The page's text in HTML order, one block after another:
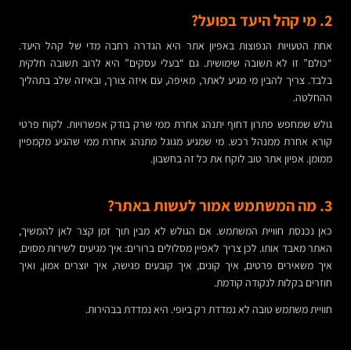
2. מי קהל היעד בפועל?
אחת הטעויות הנפוצות באפיון אתר היא הגדרה רחבה מדי של קהל היעד.
“כולם” זו לא תשובה שימושית. גם “בעלי עסקים” היא לרוב תשובה חלקית
בלבד. צריך להבין מי מגיע לאתר, מאיפה, עם איזה צורך, ובאיזה שלב בתהליך
ההחלטה.
גולש שמחפש פתרון דחוף יתנהג אחרת ממי שרק בודק אפשרויות. לקוח פרטי
קורא אחרת ממנהל רכש. מי שמגיע מגוגל מתנהג אחרת ממי שהגיע מקמפיין
ממומן. אפיון אתר טוב לוקח את כל זה בחשבון.
3. מה המשתמש אמור לעשות באתר?
כאן נכנסת חוויית המשתמש. אם הגולש לא מבין תוך זמן קצר לאן להמשיך,
האתר מאבד אותו. לכן צריך לאפיין מסלולים ברורים: איך מגיעים לשירות מסוים,
איך משאירים פרטים, איך קונים, איך קובעים פגישה, איך יוצרים אמון, ואיך
חוזרים בקלות לנקודה קודמת.
חוויית משתמש טובה לא נמדדת רק ביופי. היא נמדדת בבהירות.